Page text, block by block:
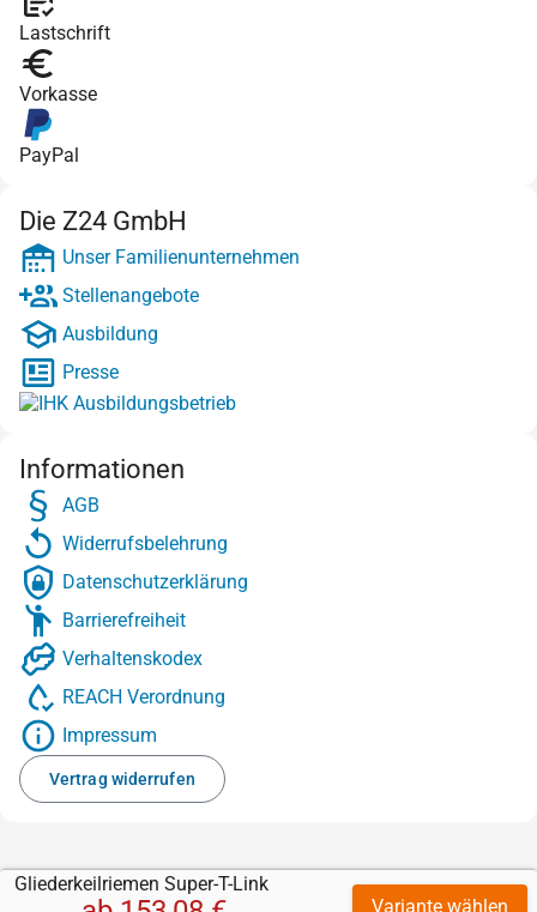
Gliederkeilriemen Super-T-Link
Variante wählen
Lastschrift
Vorkasse
PayPal
Die Z24 GmbH
Unser Familienunternehmen
Stellenangebote
Ausbildung
Presse
Informationen
AGB
Widerrufsbelehrung
Datenschutzerklärung
Barrierefreiheit
Verhaltenskodex
REACH Verordnung
Impressum
Vertrag widerrufen